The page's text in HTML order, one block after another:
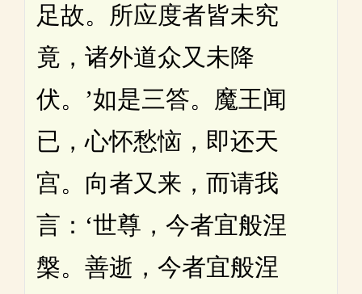
足故。所应度者皆未究
竟，诸外道众又未降
伏。’如是三答。魔王闻
已，心怀愁恼，即还天
宫。向者又来，而请我
言：‘世尊，今者宜般涅
槃。善逝，今者宜般涅